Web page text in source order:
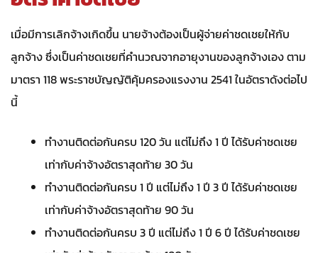
เมื่อมีการเลิกจ้างเกิดขึ้น นายจ้างต้องเป็นผู้จ่ายค่าชดเชยให้กับ
ลูกจ้าง ซึ่งเป็นค่าชดเชยที่คำนวณจากอายุงานของลูกจ้างเอง ตาม
มาตรา 118 พระราชบัญญัติคุ้มครองแรงงาน 2541 ในอัตราดังต่อไป
นี้
ทำงานติดต่อกันครบ 120 วัน แต่ไม่ถึง 1 ปี ได้รับค่าชดเชย
เท่ากับค่าจ้างอัตราสุดท้าย 30 วัน
ทำงานติดต่อกันครบ 1 ปี แต่ไม่ถึง 1 ปี 3 ปี ได้รับค่าชดเชย
เท่ากับค่าจ้างอัตราสุดท้าย 90 วัน
ทำงานติดต่อกันครบ 3 ปี แต่ไม่ถึง 1 ปี 6 ปี ได้รับค่าชดเชย